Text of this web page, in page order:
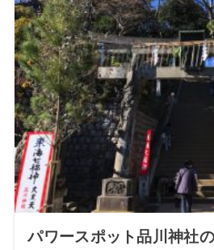
パワースポット品川神社